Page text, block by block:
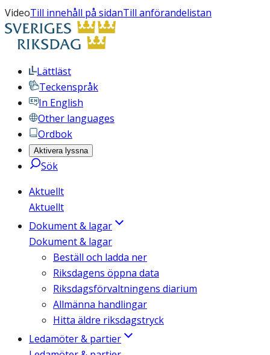
VideoTill innehåll på sidanTill anförandelistan
Lättläst
Teckenspråk
In English
Other languages
Ordbok
Aktivera lyssna
Sök
Aktuellt
Aktuellt
Dokument & lagar
Dokument & lagar
Beställ och ladda ner
Riksdagens öppna data
Riksdagsförvaltningens diarium
Allmänna handlingar
Hitta äldre riksdagstryck
Ledamöter & partier